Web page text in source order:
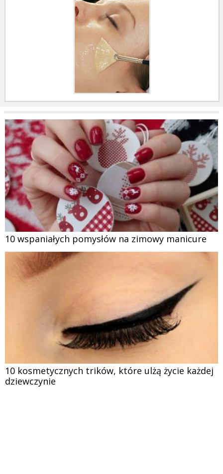
10 wspaniałych pomysłów na zimowy manicure
10 kosmetycznych trików, które ulżą życie każdej
dziewczynie